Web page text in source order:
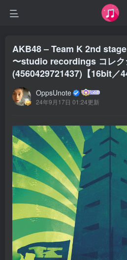
AKB48 – Team K 2nd stage
〜studio recordings コレク
(4560429721437)【16bit／
OppsUnote
24年9月17日 01:24更新